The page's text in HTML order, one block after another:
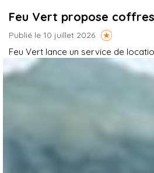
Feu Vert propose
Publié le 10 juillet 2026
Feu Vert lance un service de